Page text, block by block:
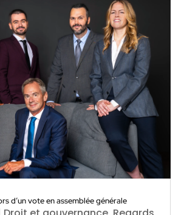
d’un vote en assemblée générale